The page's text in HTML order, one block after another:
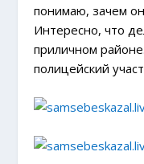
понимаю, зачем
Интересно, что
приличном
полицейский